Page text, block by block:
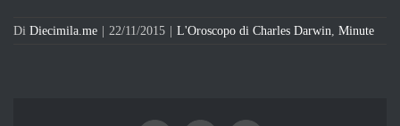
Di Diecimila.me 22/11/2015 L'Oroscopo di Charles Darwin Minute